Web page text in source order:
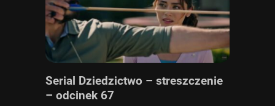
Serial Dziedzictwo – streszczenie
– odcinek 67